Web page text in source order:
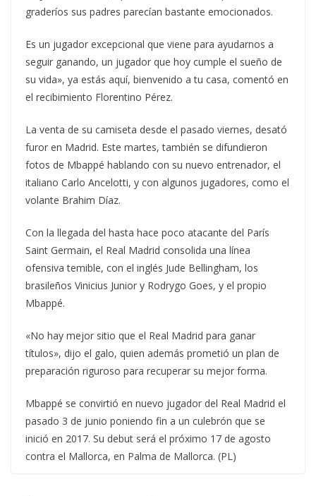
graderíos sus padres parecían bastante emocionados.
Es un jugador excepcional que viene para ayudarnos a
seguir ganando, un jugador que hoy cumple el sueño de
su vida», ya estás aquí, bienvenido a tu casa, comentó en
el recibimiento Florentino Pérez.
La venta de su camiseta desde el pasado viernes, desató
furor en Madrid. Este martes, también se difundieron
fotos de Mbappé hablando con su nuevo entrenador, el
italiano Carlo Ancelotti, y con algunos jugadores, como el
volante Brahim Díaz.
Con la llegada del hasta hace poco atacante del París
Saint Germain, el Real Madrid consolida una línea
ofensiva temible, con el inglés Jude Bellingham, los
brasileños Vinicius Junior y Rodrygo Goes, y el propio
Mbappé.
«No hay mejor sitio que el Real Madrid para ganar
títulos», dijo el galo, quien además prometió un plan de
preparación riguroso para recuperar su mejor forma.
Mbappé se convirtió en nuevo jugador del Real Madrid el
pasado 3 de junio poniendo fin a un culebrón que se
inició en 2017. Su debut será el próximo 17 de agosto
contra el Mallorca, en Palma de Mallorca. (PL)